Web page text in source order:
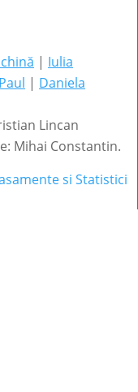
| Iulia
| Daniela
Lincan
Mihai Constantin.